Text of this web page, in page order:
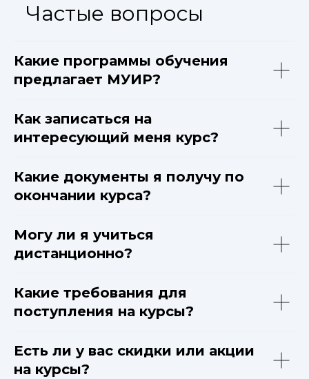
Частые вопросы
Какие программы обучения
предлагает МУИР?
Как записаться на
интересующий меня курс?
Какие документы я получу по
окончании курса?
Могу ли я учиться
дистанционно?
Какие требования для
поступления на курсы?
Есть ли у вас скидки или акции
на курсы?